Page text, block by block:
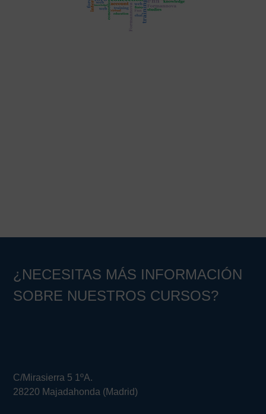
¿NECESITAS MÁS INFORMACIÓN
SOBRE NUESTROS CURSOS?
C/Mirasierra 5 1ºA.
28220 Majadahonda (Madrid)